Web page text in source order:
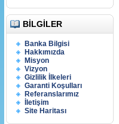
BILGILER
Banka Bilgisi
Hakkımızda
Misyon
Vizyon
Gizlilik İlkeleri
Garanti Koşulları
Referanslarımız
İletişim
Site Haritası